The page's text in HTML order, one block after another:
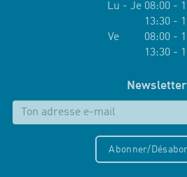
Lu - Je 08:00 -
13:30 -
Ve 08:00 -
13:30 -
Newsletter
Abonner/